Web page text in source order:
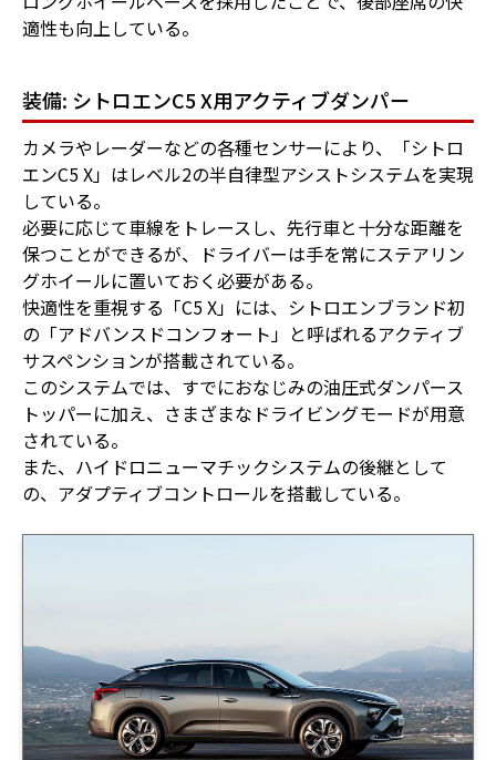
適性も向上している。
装備: シトロエンC5 X用アクティブダンパー
カメラやレーダーなどの各種センサーにより、「シトロ
エンC5 X」はレベル2の半自律型アシストシステムを実現
している。
必要に応じて車線をトレースし、先行車と十分な距離を
保つことができるが、ドライバーは手を常にステアリン
グホイールに置いておく必要がある。
快適性を重視する「C5 X」には、シトロエンブランド初
の「アドバンスドコンフォート」と呼ばれるアクティブ
サスペンションが搭載されている。
このシステムでは、すでにおなじみの油圧式ダンパース
トッパーに加え、さまざまなドライビングモードが用意
されている。
また、ハイドロニューマチックシステムの後継として
の、アダプティブコントロールを搭載している。